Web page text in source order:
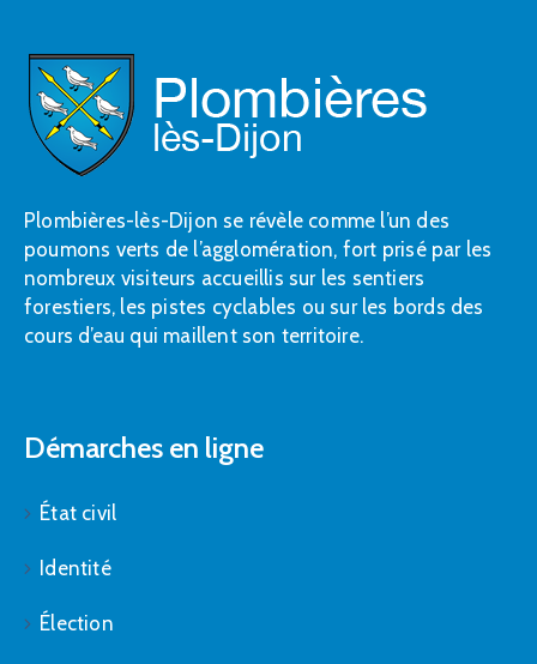
Plombières-lès-Dijon se révèle comme l’un des
poumons verts de l’agglomération, fort prisé par les
nombreux visiteurs accueillis sur les sentiers
forestiers, les pistes cyclables ou sur les bords des
cours d’eau qui maillent son territoire.
Démarches en ligne
État civil
Identité
Élection